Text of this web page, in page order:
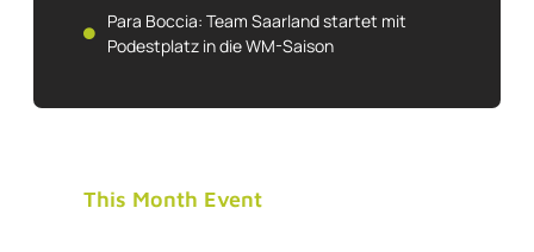
Para Boccia: Team Saarland startet mit
Podestplatz in die WM-Saison
This Month Event